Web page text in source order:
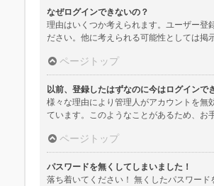
なぜログインできないの？
理由はいくつか考えられます。ユーザー登
ださい。他に考えられる可能性としては掲
ページトップ
以前、登録したはずなのに今はログインで
様々な理由により管理人がアカウントを無
ています。このようなことがあるため、お
ページトップ
パスワードを無くしてしまいました！
落ち着いてください！ 無くしたパスワー